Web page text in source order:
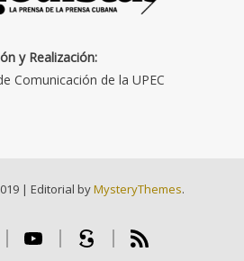
y Realización:
Comunicación de la UPEC
| Editorial byMysteryThemes.
Youtube Scribd RSS